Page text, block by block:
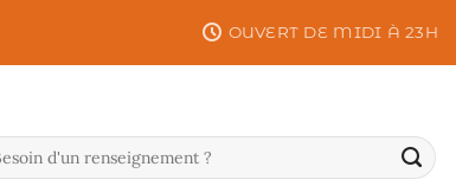
OUVERT DE MIDI À 23H